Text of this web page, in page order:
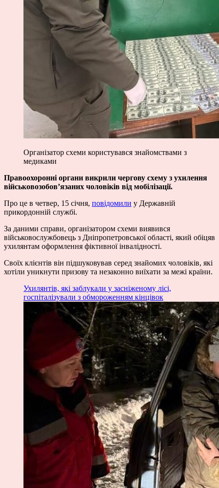
Організатор схеми користувався знайомствами з
медиками
Правоохоронні органи викрили чергову схему з ухилення
військовозобов’язаних чоловіків від мобілізації.
Про це в четвер, 15 січня, повідомили у Державній
прикордонній службі.
За даними справи, організатором схеми виявився
військовослужбовець з Дніпропетровської області, який обіцяв
ухилянтам оформлення фіктивної інвалідності.
Своїх клієнтів він підшуковував серед знайомих чоловіків, які
хотіли уникнути призову та незаконно виїхати за межі країни.
Ухилянтів, які заблукали у засніженому лісі,
госпіталізували з обмороженням кінцівок